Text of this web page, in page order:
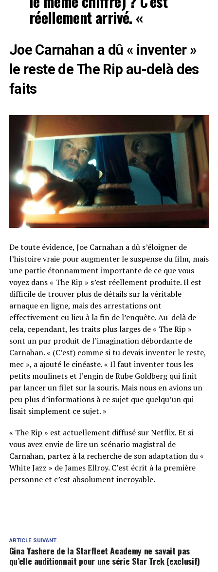
réellement arrivé. «
Joe Carnahan a dû « inventer »
le reste de The Rip au-delà des
faits
De toute évidence, Joe Carnahan a dû s’éloigner de
l’histoire vraie pour augmenter le suspense du film, mais
une partie étonnamment importante de ce que vous
voyez dans « The Rip » s’est réellement produite. Il est
difficile de trouver plus de détails sur la véritable
arnaque en ligne, mais des arrestations ont
effectivement eu lieu à la fin de l’enquête. Au-delà de
cela, cependant, les traits plus larges de « The Rip »
sont un pur produit de l’imagination débordante de
Carnahan. « (C’est) comme si tu devais inventer le reste,
mec », a ajouté le cinéaste. « Il faut inventer tous les
petits moulinets et l’engin de Rube Goldberg qui finit
par lancer un filet sur la souris. Mais nous en avions un
peu plus d’informations à ce sujet que quelqu’un qui
lisait simplement ce sujet. »
« The Rip » est actuellement diffusé sur Netflix. Et si
vous avez envie de lire un scénario magistral de
Carnahan, partez à la recherche de son adaptation du «
White Jazz » de James Ellroy. C’est écrit à la première
personne et c’est absolument incroyable.
ARTICLE SUIVANT
Gina Yashere de la Starfleet Academy ne savait pas
qu’elle auditionnait pour une série Star Trek (exclusif)